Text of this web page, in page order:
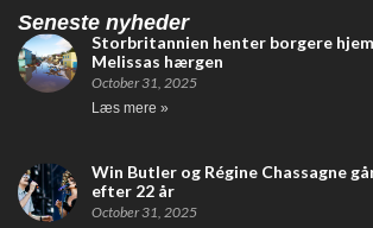
Seneste nyheder
Storbritannien henter borgere
Melissas hærgen
October 31, 2025
Læs mere »
Win Butler og Régine Chassagne
efter 22 år
October 31, 2025